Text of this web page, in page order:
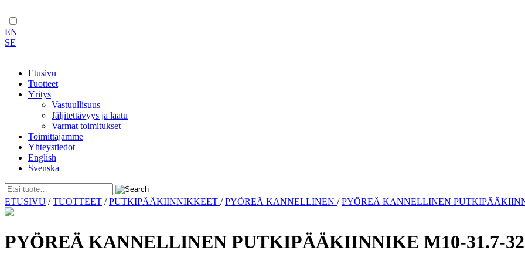
EN
SE
Etusivu
Tuotteet
Yritys
Vastuullisuus
Jäljitettävyys ja laatu
Varmat toimitukset
Toimittajamme
Yhteystiedot
English
Svenska
Skip
to
ETUSIVU /TUOTTEET /PUTKIPÄÄKIINNIKKEET /PYÖREÄ KANNELLINEN /PYÖREÄ KANNELLINEN
PYÖREÄ KANNELLINEN PUTKIPÄÄKIINNIKE M10-31.7-